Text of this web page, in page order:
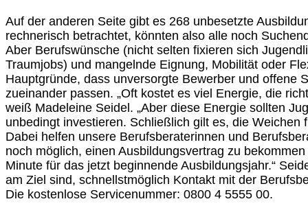
Auf der anderen Seite gibt es 268 unbesetzte
rechnerisch betrachtet, könnten also alle noch
Aber Berufswünsche (nicht selten fixieren sich
Traumjobs) und mangelnde Eignung, Mobilität oder
Hauptgründe, dass unversorgte Bewerber und offene
zueinander passen. „Oft kostet es viel Energie, die
weiß Madeleine Seidel. „Aber diese Energie sollten
unbedingt investieren. Schließlich gilt es, die Weichen
Dabei helfen unsere Berufsberaterinnen und
noch möglich, einen Ausbildungsvertrag zu
Minute für das jetzt beginnende Ausbildungsjahr.“
am Ziel sind, schnellstmöglich Kontakt mit der
Die kostenlose Servicenummer: 0800 4 5555 00.